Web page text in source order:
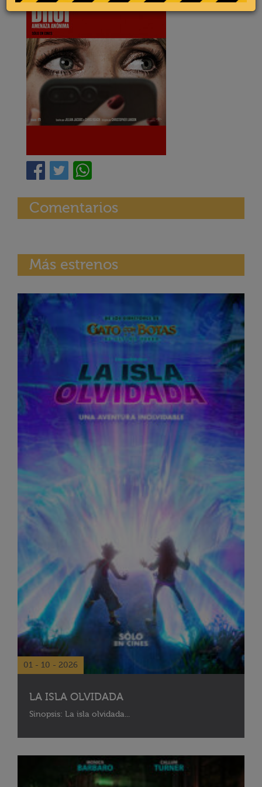
Comentarios
Más estrenos
01 - 10 - 2026
LA ISLA OLVIDADA
Sinopsis: La isla olvidada...